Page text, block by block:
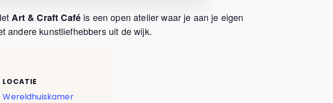
Art & Craft Caféis een open atelier waar je aan je eigen
andere kunstliefhebbers uit de wijk.
LOCATIE
Wereldhuiskamer